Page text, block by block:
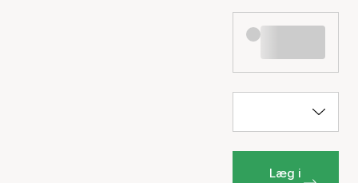
Læg i